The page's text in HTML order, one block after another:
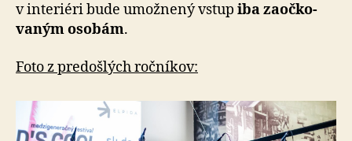
v inte­riéri bude umož­nený vstup iba za­očko­
vaným osobám.
Foto z predošlých ročníkov: